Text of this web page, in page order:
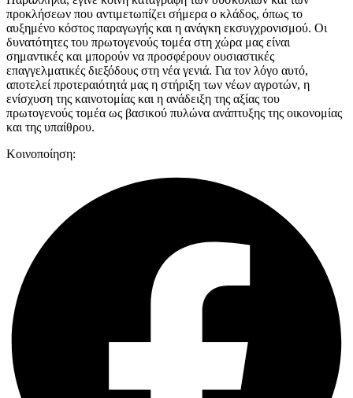
προκλήσεων που αντιμετωπίζει σήμερα ο κλάδος, όπως το
αυξημένο κόστος παραγωγής και η ανάγκη εκσυγχρονισμού. Οι
δυνατότητες του πρωτογενούς τομέα στη χώρα μας είναι
σημαντικές και μπορούν να προσφέρουν ουσιαστικές
επαγγελματικές διεξόδους στη νέα γενιά. Για τον λόγο αυτό,
αποτελεί προτεραιότητά μας η στήριξη των νέων αγροτών, η
ενίσχυση της καινοτομίας και η ανάδειξη της αξίας του
πρωτογενούς τομέα ως βασικού πυλώνα ανάπτυξης της οικονομίας
και της υπαίθρου.
Κοινοποίηση: